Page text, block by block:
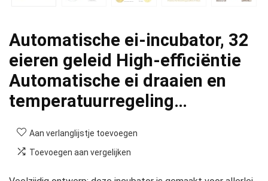
Automatische ei-incubator, 32
eieren geleid High-efficiëntie
Automatische ei draaien en
temperatuurregeling…
Aan verlanglijstje toevoegen
Toevoegen aan vergelijken